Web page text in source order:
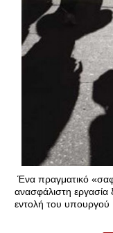
Ένα πραγματικό
ανασφάλιστη
εντολή του υπουργού